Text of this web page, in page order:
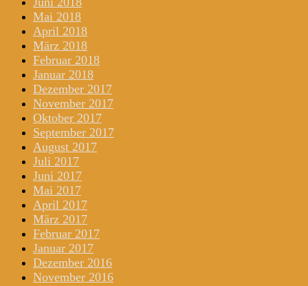
Mai 2018
April 2018
März 2018
Februar 2018
Januar 2018
Dezember 2017
November 2017
Oktober 2017
September 2017
August 2017
Juli 2017
Juni 2017
Mai 2017
April 2017
März 2017
Februar 2017
Januar 2017
Dezember 2016
November 2016